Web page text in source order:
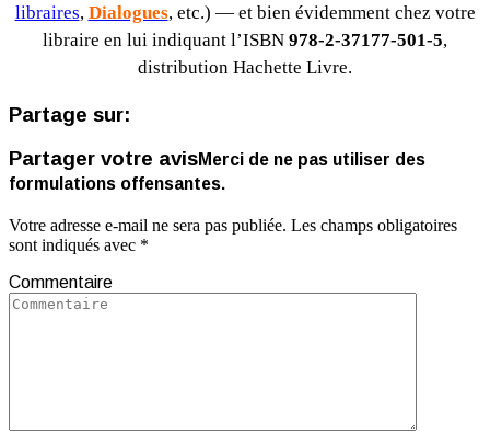
libraires, Dialogues, etc.) — et bien évidemment chez votre
libraire en lui indiquant l’ISBN 978-2-37177-501-5,
distribution Hachette Livre.
Partage sur:
Partager votre avisMerci de ne pas utiliser des
formulations offensantes.
Votre adresse e-mail ne sera pas publiée. Les champs obligatoires
sont indiqués avec *
Commentaire